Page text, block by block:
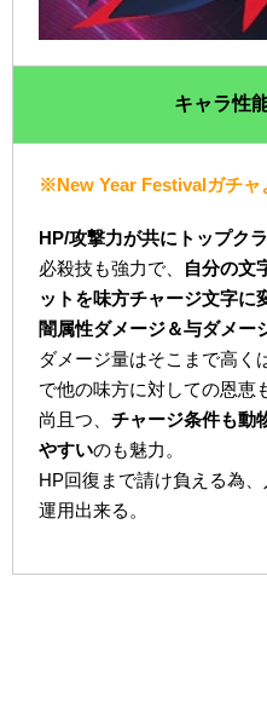
キャラ性
※New Year Festivalガチャ
HP/攻撃力が共にトップク
必殺技も強力で、 自分の文
ットを味方チャージ文字に
闇属性ダメージ＆与ダメー
ダメージ量はそこまで高く
で他の味方に対しての恩恵
尚且つ、チャージ条件も動
やすいのも魅力。
HP回復まで請け負える為
運用出来る。